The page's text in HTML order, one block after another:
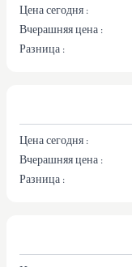
Цена сегодня :
Вчерашняя цена :
Разница :
Цена сегодня :
Вчерашняя цена :
Разница :